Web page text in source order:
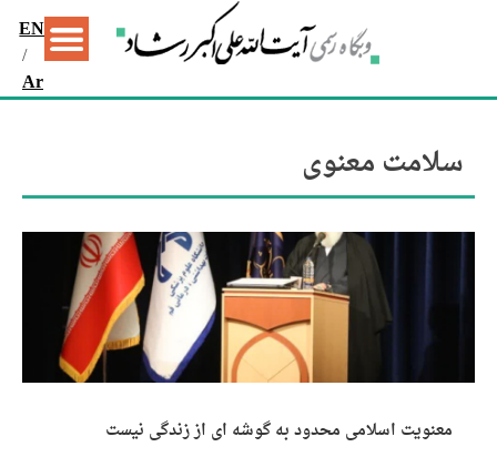
EN
/
Ar
سلامت معنوی
معنویت اسلامی محدود به گوشه ای از زندگی نیست